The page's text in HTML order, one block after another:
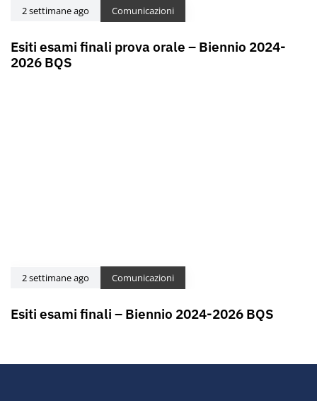
2 settimane ago Comunicazioni
Esiti esami finali prova orale – Biennio 2024-
2026 BQS
2 settimane ago Comunicazioni
Esiti esami finali – Biennio 2024-2026 BQS